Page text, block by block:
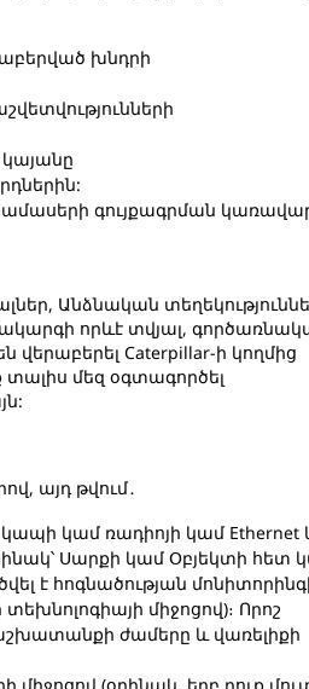
խնդրի
կայանը
գույքագրման
Անձնական
որևէ տվյալ,
Caterpillar-ի կողմից
տալիս մեզ օգտագործել
այդ թվում․
կամ ռադիոյի կամ
Սարքի կամ Օբյեկտի հետ
է հոգնածության
միջոցով)։ Որոշ
ժամերը և վառելիքի